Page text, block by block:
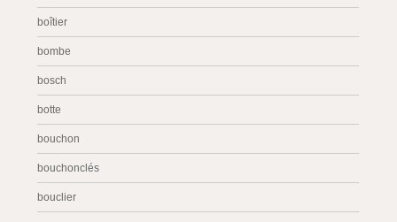
boîtier
bombe
bosch
botte
bouchon
bouchonclés
bouclier